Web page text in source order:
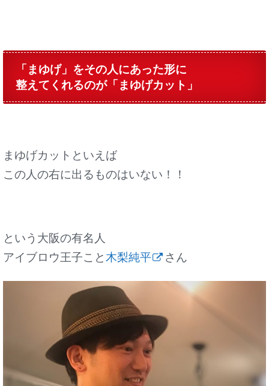
「まゆげ」をその人にあった形に
整えてくれるのが「まゆげカット」
まゆげカットといえば
この人の右に出るものはいない！！
という大阪の有名人
アイブロウ王子こと 木梨純平 さん